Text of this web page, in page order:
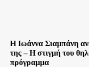
H Ιωάννα Σιαμπάνη
της – Η στιγμή του
πρόγραμμα